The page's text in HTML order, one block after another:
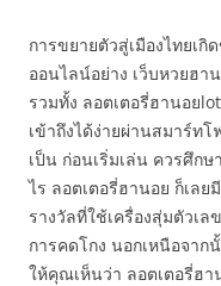
การขยายตัวสู่เมืองไทยเ
ออนไลน์อย่าง เว็บหวยฮ
รวมทั้ง ลอตเตอรี่ฮานอย
เข้าถึงได้ง่ายผ่านสมาร์ท
เป็น ก่อนเริ่มเล่น ควรศึกษ
ไร ลอตเตอรี่ฮานอย ก็เล
รางวัลที่ใช้เครื่องสุ่มตัวเ
การคดโกง นอกเหนือจาก
ให้คุณเห็นว่า ลอตเตอรี่ฮ